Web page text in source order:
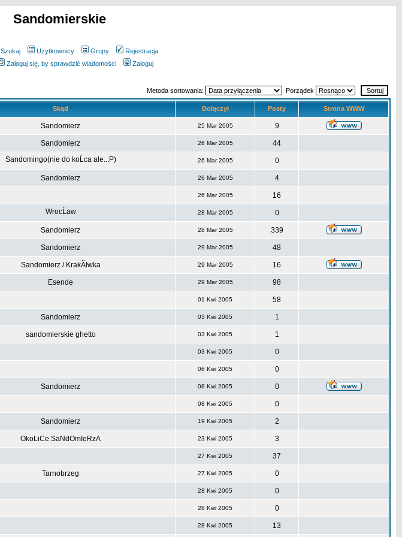
Sandomierskie
Szukaj Użytkownicy Grupy
Rejestracja
Zaloguj się, by sprawdzić wiadomości Zaloguj
Metoda sortowania: Porządek
Skąd Dołączył Posty Strona WWW
Sandomierz 25 Mar 2005 9
Sandomierz 26 Mar 2005 44
Sandomingo(nie do koĹca ale..:P) 26 Mar 2005 0
Sandomierz 26 Mar 2005 4
26 Mar 2005 16
WrocĹaw 28 Mar 2005 0
Sandomierz 28 Mar 2005 339
Sandomierz 29 Mar 2005 48
Sandomierz / KrakĂłwka 29 Mar 2005 16
Esende 29 Mar 2005 98
01 Kwi 2005 58
Sandomierz 03 Kwi 2005 1
sandomierskie ghetto 03 Kwi 2005 1
03 Kwi 2005 0
06 Kwi 2005 0
Sandomierz 08 Kwi 2005 0
08 Kwi 2005 0
Sandomierz 19 Kwi 2005 2
OkoLiCe SaNdOmIeRzA 23 Kwi 2005 3
27 Kwi 2005 37
Tarnobrzeg 27 Kwi 2005 0
28 Kwi 2005 0
28 Kwi 2005 0
28 Kwi 2005 13